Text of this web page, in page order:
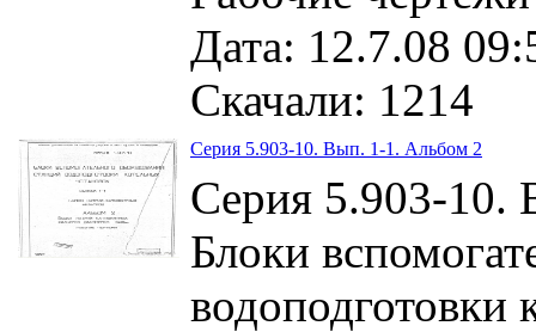
Дата: 12.7.08
Скачали: 1214
Серия 5.903-10. Вып. 1-1. Альбом 2
Серия 5.903-10.
Блоки
водоподготовки